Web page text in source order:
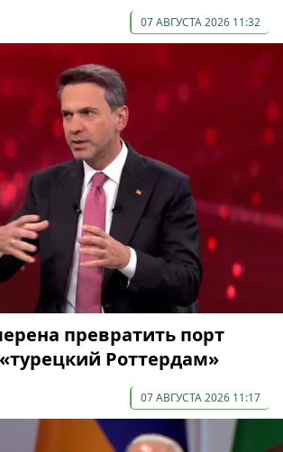
07 АВГУСТА 2026 11:32
превратить порт
Роттердам»
07 АВГУСТА 2026 11:17